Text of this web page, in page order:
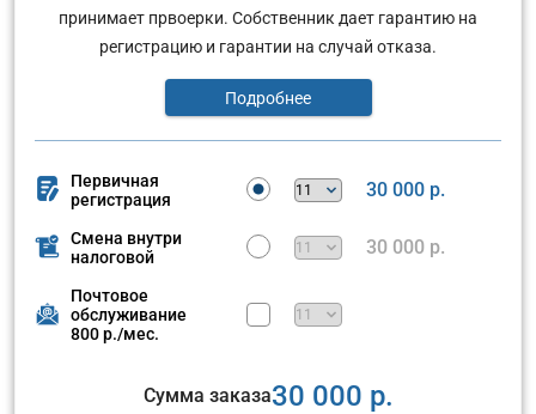
принимает првоерки. Собственник дает гарантию на
регистрацию и гарантии на случай отказа.
Подробнее
Первичная
регистрация
30 000 р.
Смена внутри
налоговой
30 000 р.
Почтовое
обслуживание
800 р./мес.
Сумма заказа30 000 р.